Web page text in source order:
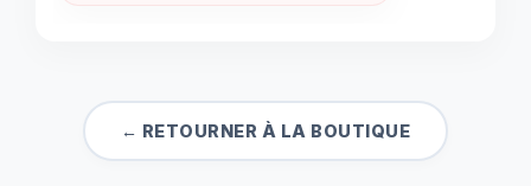
← RETOURNER À LA BOUTIQUE